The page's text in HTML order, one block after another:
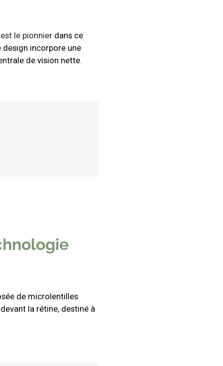
est le pionnier dans ce
design incorpore une
de vision nette.
de microlentilles
la rétine, destiné à